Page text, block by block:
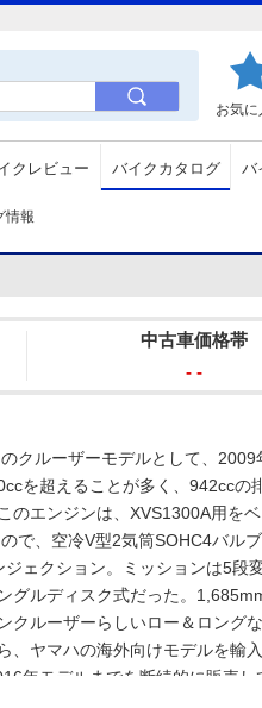
お気に
クレビュー バイクカタログ バ
情報
中古車価格帯
- -
クルーザーモデルとして、2009
を超えることが多く、942ccの
のエンジンは、XVS1300A用を
で、空冷V型2気筒SOHC4バル
ェクション。ミッションは5段
グルディスク式だった。
クルーザーらしいロー＆ロング
、ヤマハの海外向けモデルを輸
年モデルまでを断続的に販売し